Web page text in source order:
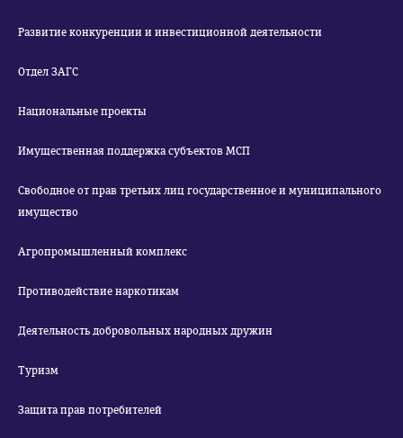
Развитие конкуренции и инвестиционной деятельности
Отдел ЗАГС
Национальные проекты
Имущественная поддержка субъектов МСП
Свободное от прав третьих лиц государственное и муниципального
имущество
Агропромышленный комплекс
Противодействие наркотикам
Деятельность добровольных народных дружин
Туризм
Защита прав потребителей